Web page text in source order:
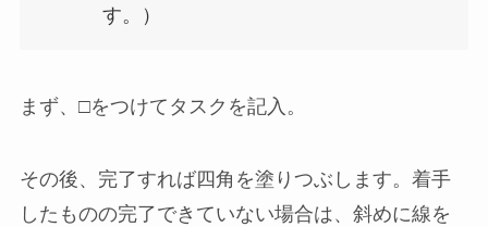
す。）
まず、□をつけてタスクを記入。
その後、完了すれば四角を塗りつぶします。着手
したものの完了できていない場合は、斜めに線を